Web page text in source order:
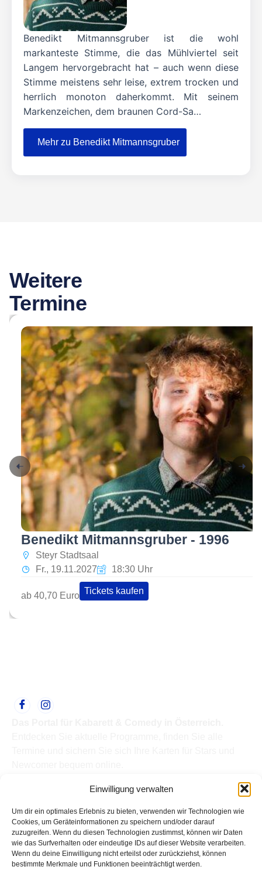
Einwilligung verwalten
Um dir ein optimales Erlebnis zu bieten, verwenden wir Technologien wie
Cookies, um Geräteinformationen zu speichern und/oder darauf
zuzugreifen. Wenn du diesen Technologien zustimmst, können wir Daten
wie das Surfverhalten oder eindeutige IDs auf dieser Website verarbeiten.
Wenn du deine Einwilligung nicht erteilst oder zurückziehst, können
bestimmte Merkmale und Funktionen beeinträchtigt werden.
Benedikt Mitmannsgruber ist die wohl
markanteste Stimme, die das Mühlviertel seit
Langem hervorgebracht hat – auch wenn diese
Stimme meistens sehr leise, extrem trocken und
herrlich monoton daherkommt. Mit seinem
Markenzeichen, dem braunen Cord-Sa…
Mehr zu Benedikt Mitmannsgruber
Weitere
Termine
Benedikt Mitmannsgruber - 1996
Steyr Stadtsaal
Fr., 19.11.2027
18:30 Uhr
ab 40,70 Euro Tickets kaufen
Termine
Kabarettisten
Spielorte
Top Links
Kabarettisten in Österreich: Aktuelle Stars & Programme